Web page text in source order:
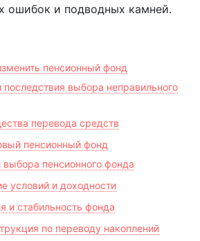
ошибок и подводных камней.
пенсионный фонд
выбора неправильного
перевода средств
пенсионный фонд
выбора пенсионного фонда
условий и доходности
и стабильность фонда
по переводу накоплений